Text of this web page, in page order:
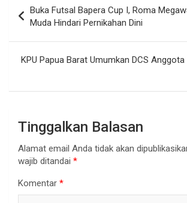
pos
Buka Futsal Bapera Cup I, Roma
Muda Hindari Pernikahan Dini
KPU Papua Barat Umumkan DCS Anggota
Tinggalkan Balasan
Alamat email Anda tidak akan
wajib ditandai *
Komentar *